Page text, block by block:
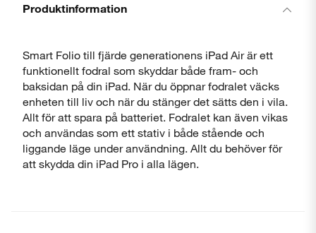
Produktinformation
Smart Folio till fjärde generationens iPad Air är ett
funktionellt fodral som skyddar både fram- och
baksidan på din iPad. När du öppnar fodralet väcks
enheten till liv och när du stänger det sätts den i vila.
Allt för att spara på batteriet. Fodralet kan även vikas
och användas som ett stativ i både stående och
liggande läge under användning. Allt du behöver för
att skydda din iPad Pro i alla lägen.